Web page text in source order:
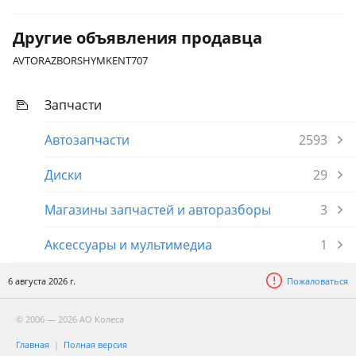
Другие объявления продавца
AVTORAZBORSHYMKENT707
Запчасти
Автозапчасти
2593
Диски
29
Магазины запчастей и авторазборы
3
Аксессуары и мультимедиа
1
6 августа 2026 г. Пожаловаться
© 2006 — 2026 АО Колеса
Главная Полная версия